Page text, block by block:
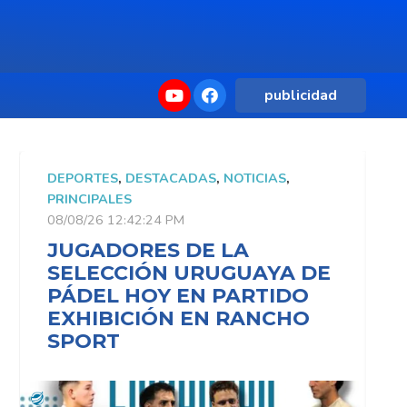
publicidad
DEPORTES, DESTACADAS, NOTICIAS,
PRINCIPALES
08/08/26 12:42:24 PM
JUGADORES DE LA
SELECCIÓN URUGUAYA DE
PÁDEL HOY EN PARTIDO
EXHIBICIÓN EN RANCHO
SPORT